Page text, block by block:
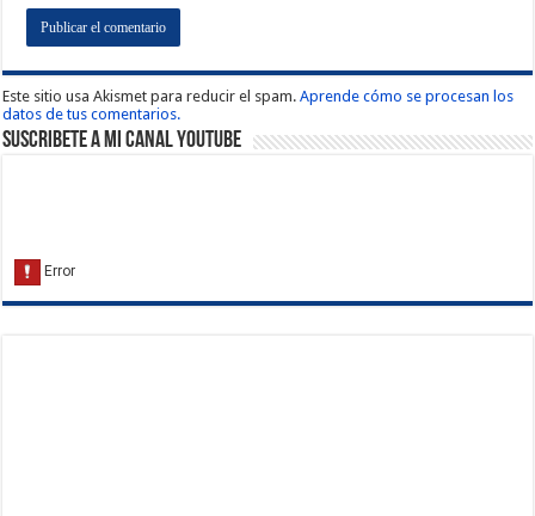
Este sitio usa Akismet para reducir el spam.Aprende cómo se procesan los
datos de tus comentarios.
Suscribete a Mi Canal Youtube